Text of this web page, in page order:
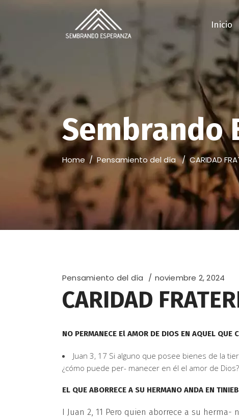
Inicio
Sembrando
Home/ Pensamiento del día/CARIDAD
Pensamiento del día noviembre 2, 2024
CARIDAD
NO PERMANECE El AMOR DE DIOS EN AQUEL QUE
Juan 3, 17 Si alguno que posee bienes de la
¿cómo puede per- manecer en él el amor de Dios?
EL QUE ABORRECE A SU HERMANO ANDA EN
I Juan 2, 11 Pero quien aborrece a su